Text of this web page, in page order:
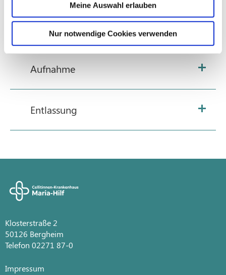
Meine Auswahl erlauben
Nur notwendige Cookies verwenden
Aufnahme
Entlassung
Klosterstraße 2
50126 Bergheim
Telefon 02271 87-0
Impressum